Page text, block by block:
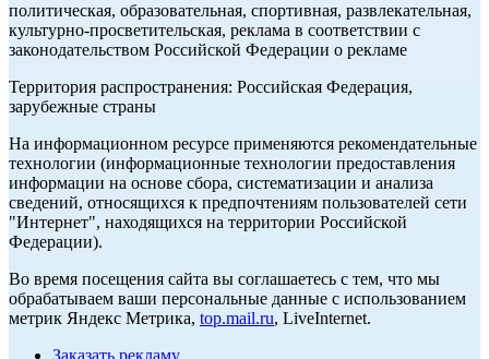
политическая, образовательная, спортивная, развлекательная,
культурно-просветительская, реклама в соответствии с
законодательством Российской Федерации о рекламе
Территория распространения: Российская Федерация,
зарубежные страны
На информационном ресурсе применяются рекомендательные
технологии (информационные технологии предоставления
информации на основе сбора, систематизации и анализа
сведений, относящихся к предпочтениям пользователей сети
"Интернет", находящихся на территории Российской
Федерации).
Во время посещения сайта вы соглашаетесь с тем, что мы
обрабатываем ваши персональные данные с использованием
метрик Яндекс Метрика, top.mail.ru, LiveInternet.